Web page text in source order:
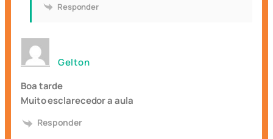
Responder
Gelton
Boa tarde
Muito esclarecedor a aula
Responder